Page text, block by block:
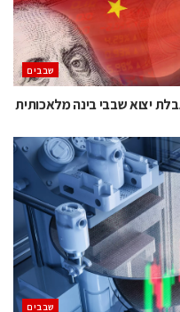
‫שבבים‬
יצוא שבבי בינה מלאכותית
‫שבבים‬